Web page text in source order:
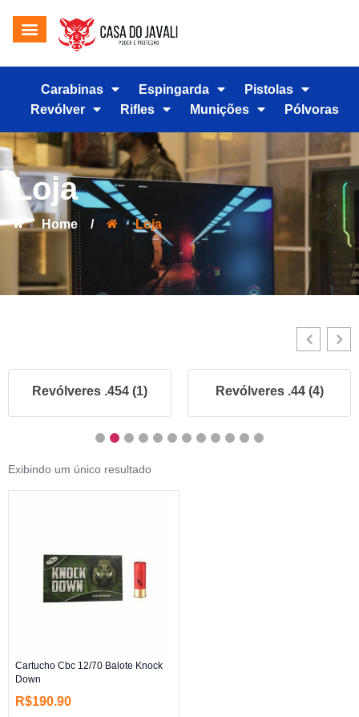
Carabinas Espingarda
Pistolas
Revólver
Rifles Munições Pólvoras
Loja
Home / Loja
Revólveres .454 (1) Revólveres .44 (4)
Exibindo um único resultado
Cartucho Cbc 12/70 Balote Knock
Down
R$190.90